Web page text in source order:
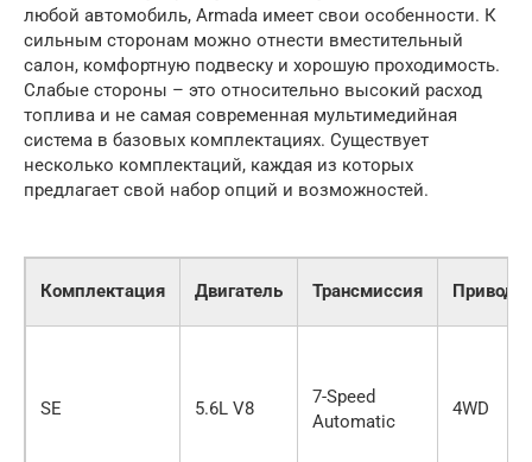
любой автомобиль, Armada имеет свои особенности. К
сильным сторонам можно отнести вместительный
салон, комфортную подвеску и хорошую проходимость.
Слабые стороны – это относительно высокий расход
топлива и не самая современная мультимедийная
система в базовых комплектациях. Существует
несколько комплектаций, каждая из которых
предлагает свой набор опций и возможностей.
Комплектация Двигатель Трансмиссия Привод
SE 5.6L V8
7-Speed
Automatic
4WD